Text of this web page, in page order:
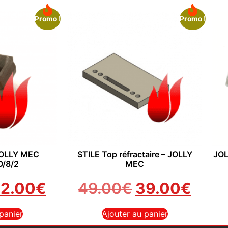
Promo !
MEC
8/2
€
Promo !
STILE Top réfractaire – JOLLY
MEC
49.00€ 39.00€
Ajouter au panier